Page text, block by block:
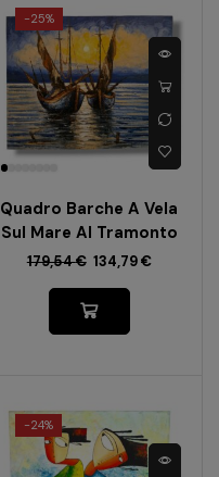
-25%
Quadro Barche A Vela
Sul Mare Al Tramonto
179,54€ 134,79€
-24%